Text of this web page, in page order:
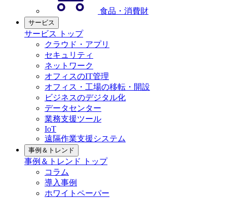
食品・消費財
サービス
サービス トップ
クラウド・アプリ
セキュリティ
ネットワーク
オフィスのIT管理
オフィス・工場の移転・開設
ビジネスのデジタル化
データセンター
業務支援ツール
IoT
遠隔作業支援システム
事例＆トレンド
事例＆トレンド トップ
コラム
導入事例
ホワイトペーパー